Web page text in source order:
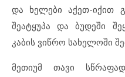
და ხელები აქეთ-იქით
შეატყუპა და ბუდეში
კაბის ვიწრო სახელოში
მეთიუმ თავი